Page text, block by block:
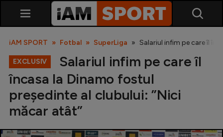
SuperLiga
iAM SPORT Fotbal SuperLiga Salariul infim pe care îl
EXCLUSIV
Salariul infim pe care îl
încasa la Dinamo fostul
președinte al clubului: ”Nici
măcar atât”